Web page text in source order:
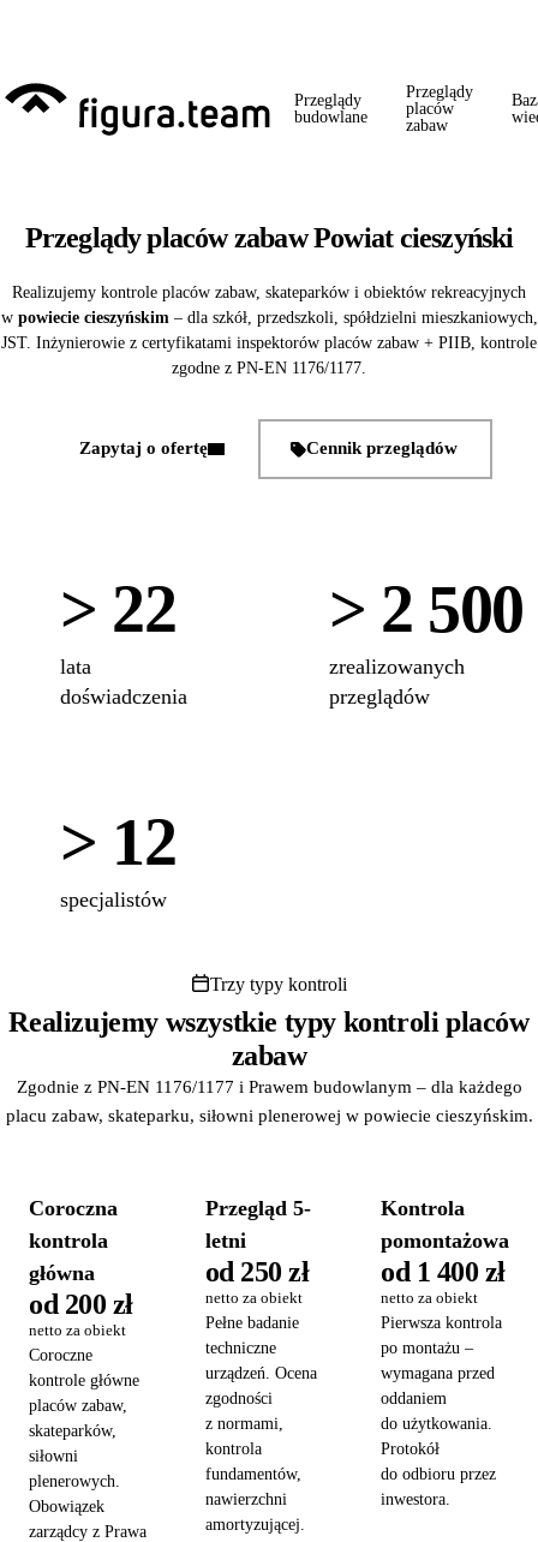
Przeglądy
budowlane
Przeglądy
placów
zabaw
Przeglądy placów zabaw Powiat cieszyński
Realizujemy kontrole placów zabaw, skateparków i obiektów rekreacyjnych
w powiecie cieszyńskim – dla szkół, przedszkoli, spółdzielni mieszkaniowych,
JST. Inżynierowie z certyfikatami inspektorów placów zabaw + PIIB, kontrole
zgodne z PN-EN 1176/1177.
Zapytaj o ofertę Cennik przeglądów
> 22
lata
doświadczenia
> 2 500
zrealizowanych
przeglądów
> 12
specjalistów
Trzy typy kontroli
Realizujemy wszystkie typy kontroli placów
zabaw
Zgodnie z PN-EN 1176/1177 i Prawem budowlanym – dla każdego
placu zabaw, skateparku, siłowni plenerowej w powiecie cieszyńskim.
Coroczna
kontrola
główna
od 200 zł
netto za obiekt
Coroczne
kontrole główne
placów zabaw,
skateparków,
siłowni
plenerowych.
Obowiązek
zarządcy z Prawa
Przegląd 5-
letni
od 250 zł
netto za obiekt
Pełne badanie
techniczne
urządzeń. Ocena
zgodności
z normami,
kontrola
fundamentów,
nawierzchni
amortyzującej.
Kontrola
pomontażowa
od 1 400 zł
netto za obiekt
Pierwsza kontrola
po montażu –
wymagana przed
oddaniem
do użytkowania.
Protokół
do odbioru przez
inwestora.